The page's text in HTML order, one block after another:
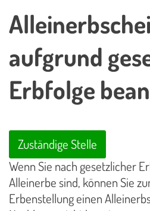
aufgrund
Erbfolge
Zuständige Stelle
Wenn Sie nach gesetzlicher
Alleinerbe sind, können Sie
Erbenstellung einen